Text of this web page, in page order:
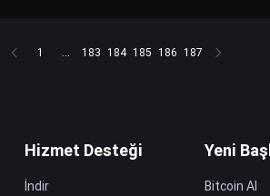
1 ... 183 184 185 186 187
Hizmet Desteği
İndir
Yeni
Bitcoin Al